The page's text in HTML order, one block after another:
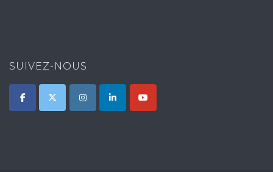
SUIVEZ-NOUS